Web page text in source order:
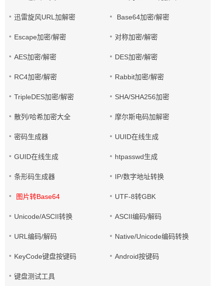
迅雷旋风URL加解密 Base64加密/解密
Escape加密/解密 对称加密/解密
AES加密/解密 DES加密/解密
RC4加密/解密 Rabbit加密/解密
TripleDES加密/解密 SHA/SHA256加密
散列/哈希加密大全 摩尔斯电码加解密
密码生成器 UUID在线生成
GUID在线生成 htpasswd生成
条形码生成器 IP/数字地址转换
图片转Base64 UTF-8转GBK
Unicode/ASCII转换 ASCII编码/解码
URL编码/解码 Native/Unicode编码转换
KeyCode键盘按键码 Android按键码
键盘测试工具